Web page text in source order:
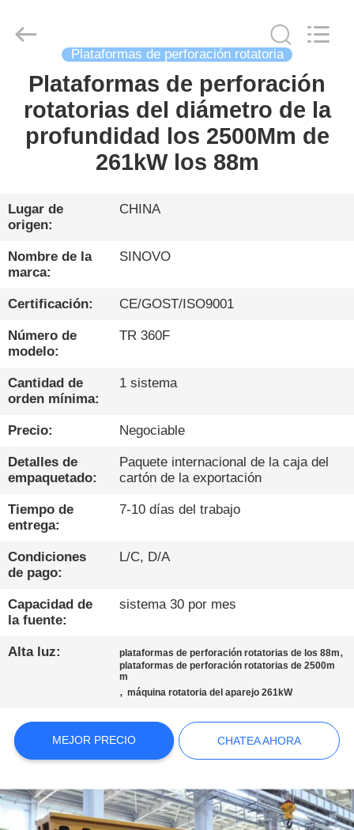
HOGAR
PRODUCTOS
SHOW
SOBRE
NOSOTROS
VIAJE
DE
LA
CONTROL
DE
CALIDAD
ÉNTRENOS
CONTACTO
CON
AHORA
COMPANY
NEWS
Sinovo
Heavy
Reserved.
Plataformas de perforación rotatoria
Plataformas de perforación
rotatorias del diámetro de la
profundidad los 2500Mm de
261kW los 88m
Lugar de
origen:
CHINA
Nombre de la
marca:
SINOVO
Certificación: CE/GOST/ISO9001
Número de
modelo:
TR 360F
Cantidad de
orden mínima:
1 sistema
Precio: Negociable
Detalles de
empaquetado:
Paquete internacional de la caja del
cartón de la exportación
Tiempo de
entrega:
7-10 días del trabajo
Condiciones
de pago:
L/C, D/A
Capacidad de
la fuente:
sistema 30 por mes
Alta luz: plataformas de perforación rotatorias de los 88m,
plataformas de perforación rotatorias de 2500m
m
,máquina rotatoria del aparejo 261kW
MEJOR PRECIO CHATEA AHORA